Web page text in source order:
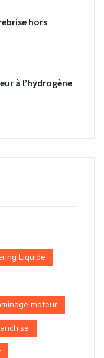
hors
à l’hydrogène
Liquide
moteur